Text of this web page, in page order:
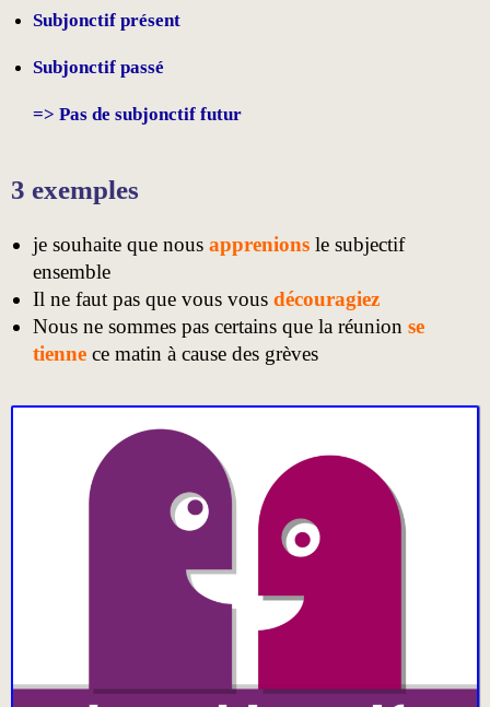
Subjonctif présent
Subjonctif passé
=> Pas de subjonctif futur
3 exemples
je souhaite que nous apprenions le subjectif
ensemble
Il ne faut pas que vous vous découragiez
Nous ne sommes pas certains que la réunion se
tienne ce matin à cause des grèves